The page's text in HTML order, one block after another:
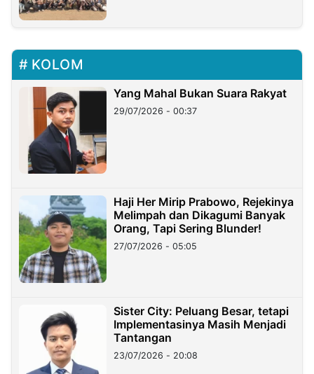
KOLOM
Yang Mahal Bukan Suara Rakyat
29/07/2026 - 00:37
Haji Her Mirip Prabowo, Rejekinya
Melimpah dan Dikagumi Banyak
Orang, Tapi Sering Blunder!
27/07/2026 - 05:05
Sister City: Peluang Besar, tetapi
Implementasinya Masih Menjadi
Tantangan
23/07/2026 - 20:08